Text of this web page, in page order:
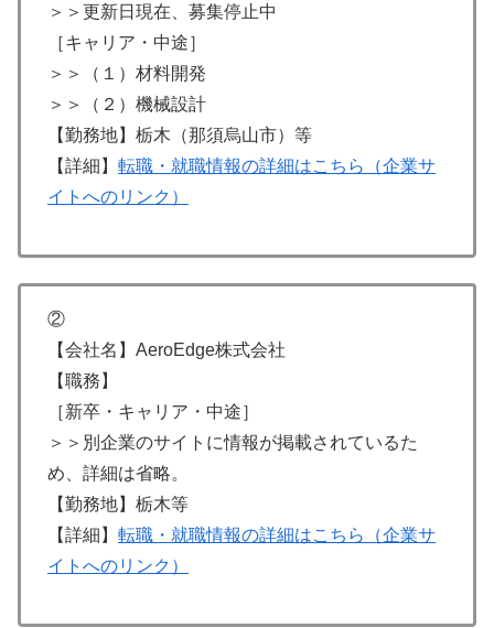
＞＞更新日現在、募集停止中
［キャリア・中途］
＞＞（１）材料開発
＞＞（２）機械設計
【勤務地】栃木（那須烏山市）等
【詳細】 転職・就職情報の詳細はこちら（企業サ
イトへのリンク）
②
【会社名】AeroEdge株式会社
【職務】
［新卒・キャリア・中途］
＞＞別企業のサイトに情報が掲載されているた
め、詳細は省略。
【勤務地】栃木等
【詳細】 転職・就職情報の詳細はこちら（企業サ
イトへのリンク）